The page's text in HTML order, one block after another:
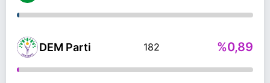
DEM Parti 182 %0,89